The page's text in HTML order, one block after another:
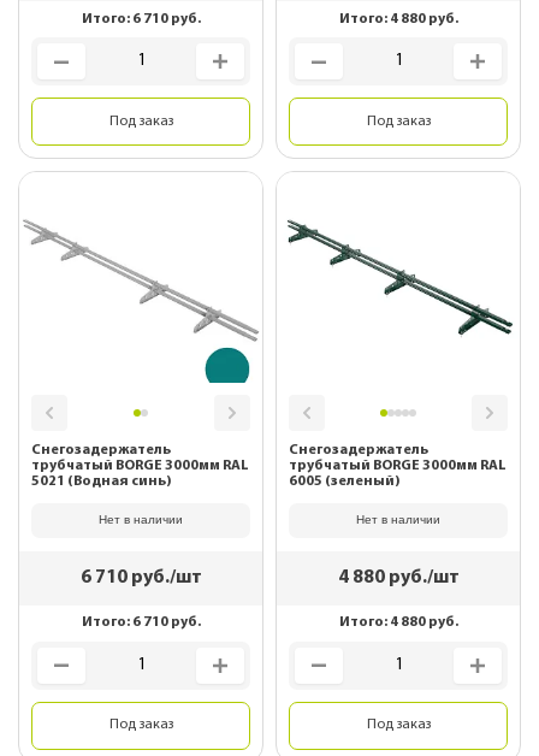
Итого: 6 710руб.
Под заказ
Итого: 4 880руб.
Под заказ
Снегозадержатель
трубчатый BORGE 3000мм RAL
5021 (Водная синь)
Нет в наличии
6 710руб./шт
Итого: 6 710руб.
Под заказ
Снегозадержатель
трубчатый BORGE 3000мм RAL
6005 (зеленый)
Нет в наличии
4 880руб./шт
Итого: 4 880руб.
Под заказ